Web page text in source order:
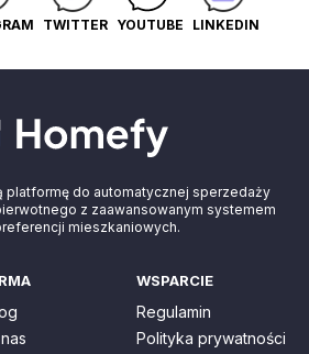
TWITTER YOUTUBE LINKEDIN
platformę do automatycznej sperzedaży
z zaawansowanym systemem
mieszkaniowych.
WSPARCIE
Regulamin
Polityka prywatności